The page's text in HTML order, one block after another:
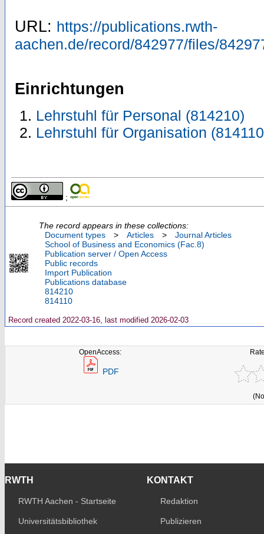
URL: https://publications.rwth-
aachen.de/record/842977/files/
Einrichtungen
Lehrstuhl für Personal (814210)
Lehrstuhl für Organisation
;
The record appears in these collections:
Document types
> Articles >
Journal Articles
School of Business and Economics (Fac.8)
Publication server / Open Access
Public records
Import Publication
Publications database
814210
814110
Record created 2022-03-16, last modified 2026-02-03
OpenAccess:
PDF
RWTH
RWTH Aachen - Startseite
Universitätsbibliothek
KONTAKT
Redaktion
Publizieren